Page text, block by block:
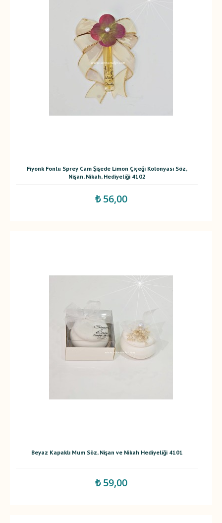
Fiyonk Fonlu Sprey Cam Şişede Limon Çiçeği Kolonyası Söz,
Nişan, Nikah, Hediyeliği 4102
₺ 56,00
Beyaz Kapaklı Mum Söz, Nişan ve Nikah Hediyeliği 4101
₺ 59,00